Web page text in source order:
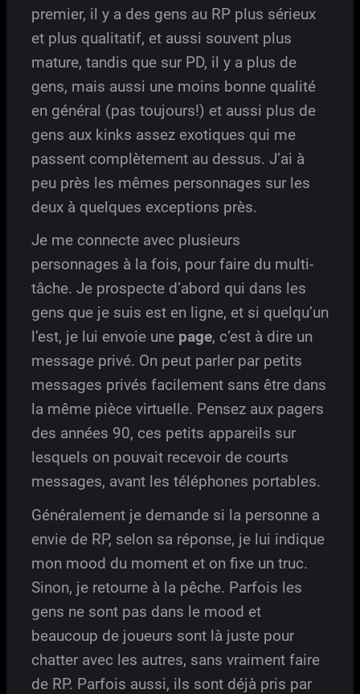
premier, il y a des gens au RP plus sérieux
et plus qualitatif, et aussi souvent plus
mature, tandis que sur PD, il y a plus de
gens, mais aussi une moins bonne qualité
en général (pas toujours!) et aussi plus de
gens aux kinks assez exotiques qui me
passent complètement au dessus. J’ai à
peu près les mêmes personnages sur les
deux à quelques exceptions près.
Je me connecte avec plusieurs
personnages à la fois, pour faire du multi-
tâche. Je prospecte d’abord qui dans les
gens que je suis est en ligne, et si quelqu’un
l’est, je lui envoie une page, c’est à dire un
message privé. On peut parler par petits
messages privés facilement sans être dans
la même pièce virtuelle. Pensez aux pagers
des années 90, ces petits appareils sur
lesquels on pouvait recevoir de courts
messages, avant les téléphones portables.
Généralement je demande si la personne a
envie de RP, selon sa réponse, je lui indique
mon mood du moment et on fixe un truc.
Sinon, je retourne à la pêche. Parfois les
gens ne sont pas dans le mood et
beaucoup de joueurs sont là juste pour
chatter avec les autres, sans vraiment faire
de RP. Parfois aussi, ils sont déjà pris par